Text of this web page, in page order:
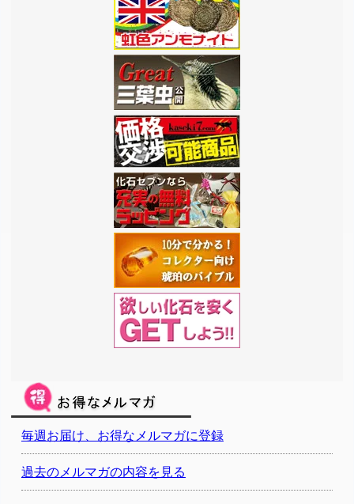
毎週お届け、お得なメルマガに登録
過去のメルマガの内容を見る